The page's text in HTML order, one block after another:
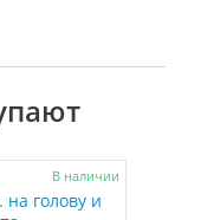
В наличии